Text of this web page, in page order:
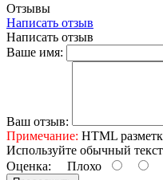
Отзывы
Написать отзыв
Написать отзыв
Ваше имя:
Ваш отзыв:
Примечание: HTML
Используйте обычный
Оценка: Плохо